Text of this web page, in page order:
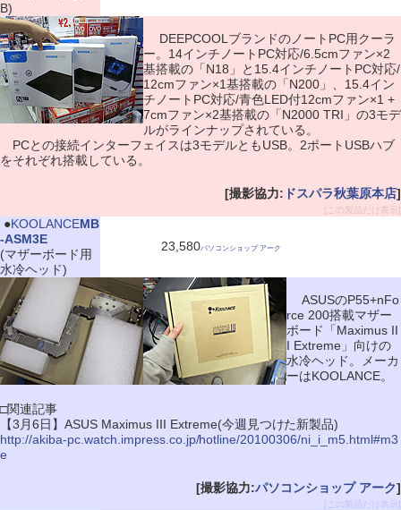
B)
DEEPCOOLブランドのノートPC用クーラ
ー。14インチノートPC対応/6.5cmファン×2
基搭載の「N18」と15.4インチノートPC対応/
12cmファン×1基搭載の「N200」、15.4イン
チノートPC対応/青色LED付12cmファン×1 +
7cmファン×2基搭載の「N2000 TRI」の3モデ
ルがラインナップされている。
PCとの接続インターフェイスは3モデルともUSB。2ポートUSBハブ
をそれぞれ搭載している。
[撮影協力: ドスパラ秋葉原本店]
[この製品だけ表示]
●KOOLANCEMB
-ASM3E
(マザーボード用
水冷ヘッド)
23,580パソコンショップ アーク
ASUSのP55+nFo
rce 200搭載マザー
ボード「Maximus II
I Extreme」向けの
水冷ヘッド。メーカ
ーはKOOLANCE。
□関連記事
【3月6日】ASUS Maximus III Extreme(今週見つけた新製品)
http://akiba-pc.watch.impress.co.jp/hotline/20100306/ni_i_m5.html#m3
e
[撮影協力:パソコンショップ アーク]
[この製品だけ表示]